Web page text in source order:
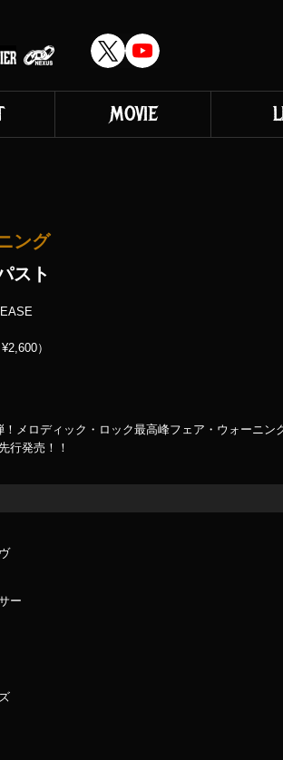
MOVIE
ング
スト
）
！メロディック・ロック最高峰フェア・ウォーニ
行発売！！
ー